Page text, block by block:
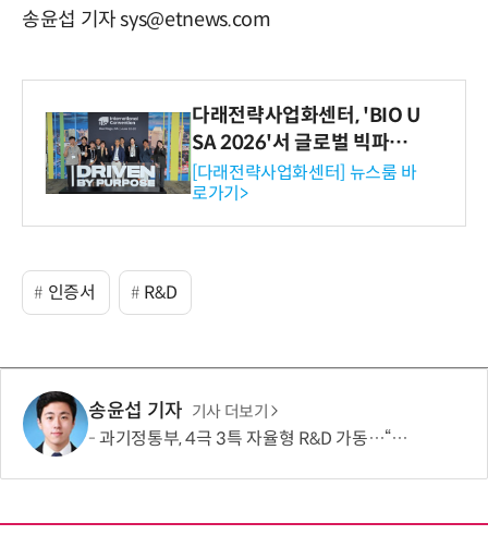
송윤섭 기자 sys@etnews.com
다래전략사업화센터, 'BIO U
SA 2026'서 글로벌 빅파마
와의 비즈니스 미팅 지원…K
-바이오 해외 진출 교두보 확
보
[다래전략사업화센터] 뉴스룸 바
로가기>
인증서 R&D
송윤섭 기자 기사 더보기
과기정통부, 4극 3특 자율형 R&D 가동…“지역이 직접 미래 성장동력 찾는다”